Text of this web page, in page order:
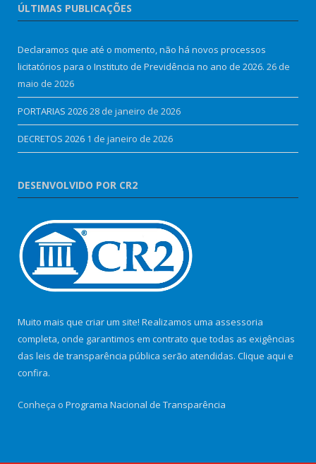
ÚLTIMAS PUBLICAÇÕES
Declaramos que até o momento, não há novos processos
licitatórios para o Instituto de Previdência no ano de 2026. 26 de
maio de 2026
PORTARIAS 202628 de janeiro de 2026
DECRETOS 2026 1 de janeiro de 2026
DESENVOLVIDO POR CR2
Muito mais que criar um site! Realizamos uma assessoria
completa, onde garantimos em contrato que todas as exigências
das leis de transparência pública serão atendidas. Clique aqui e
confira.
Conheça o Programa Nacional de Transparência